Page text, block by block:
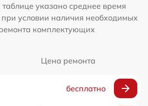
таблице указано среднее время
при условии наличия необходимых
комплектующих
Цена ремонта
бесплатно